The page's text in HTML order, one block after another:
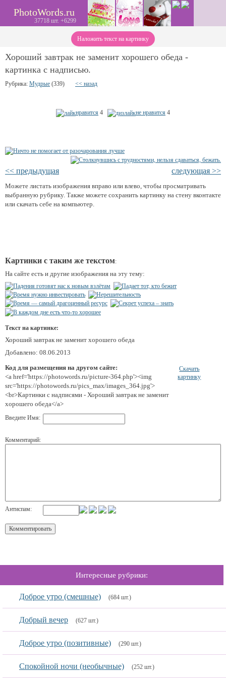
PhotoWords.ru
37718 шт. +6299
Наложить текст на картинку
Хороший завтрак не заменит хорошего обеда -
картинка с надписью.
Рубрика: Мудрые (339) << назад
нравится 4 не нравится 4
<< предыдущая следующая >>
Можете листать изображения вправо или влево, чтобы просматривать
выбранную рубрику. Также можете сохранить картинку на стену вконтакте
или скачать себе на компьютер.
Картинки с таким же текстом:
На сайте есть и другие изображения на эту тему:
Текст на картинке:
Хороший завтрак не заменит хорошего обеда
Добавлено: 08.06.2013
Код для размещения на другом сайте:
<a href='https://photowords.ru/picture-364.php'><img
src='https://photowords.ru/pics_max/images_364.jpg'>
<br>Картинки с надписями - Хороший завтрак не заменит
хорошего обеда</a>
Скачать
картинку
Введите Имя:
Комментарий:
Антиспам:
Интересные рубрики:
Доброе утро (смешные) (684 шт.)
Добрый вечер (627 шт.)
Доброе утро (позитивные) (290 шт.)
Спокойной ночи (необычные) (252 шт.)